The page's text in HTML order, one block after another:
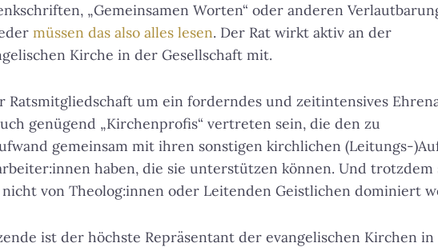
„Gemeinsamen Worten“ oder anderen
müssen das also alles lesen. Der Rat wirkt aktiv an der
Kirche in der Gesellschaft mit.
Ratsmitgliedschaft um ein forderndes und zeitintensives
genügend „Kirchenprofis“ vertreten sein, die den zu
gemeinsam mit ihren sonstigen kirchlichen (Leitungs-
haben, die sie unterstützen können. Und trotzdem
von Theolog:innen oder Leitenden Geistlichen dominiert
ist der höchste Repräsentant der evangelischen Kirchen in